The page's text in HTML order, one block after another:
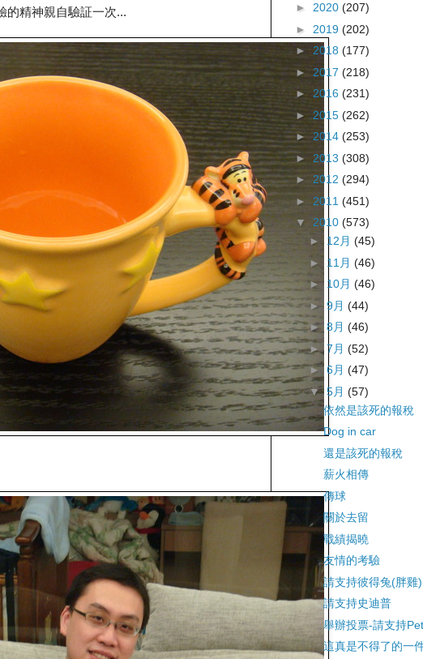
的精神親自驗証一次...
► 2020 (207)
► 2019 (202)
►2018 (177)
►2017 (218)
► 2016 (231)
►2015 (262)
►2014 (253)
► 2013 (308)
► 2012 (294)
►2011 (451)
▼ 2010 (573)
► 12月 (45)
► 11月 (46)
► 10月 (46)
► 9月 (44)
► 8月 (46)
►7月 (52)
►6月 (47)
▼5月 (57)
依然是該死的報稅
Dog in car
還是該死的報稅
薪火相傳
傳球
關於去留
戰績揭曉
友情的考驗
請支持彼得兔(胖雞)
請支持史迪普
舉辦投票-請支持
這真是不得了的一